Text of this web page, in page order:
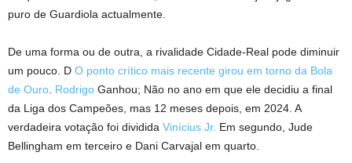
puro de Guardiola actualmente.
De uma forma ou de outra, a rivalidade Cidade-Real pode diminuir
um pouco. D O ponto crítico mais recente girou em torno da Bola
de Ouro Rodrigo Ganhou; Não no ano em que ele decidiu a final
da Liga dos Campeões, mas 12 meses depois, em 2024. A
verdadeira votação foi dividida Vinícius Jr. Em segundo, Jude
Bellingham em terceiro e Dani Carvajal em quarto.